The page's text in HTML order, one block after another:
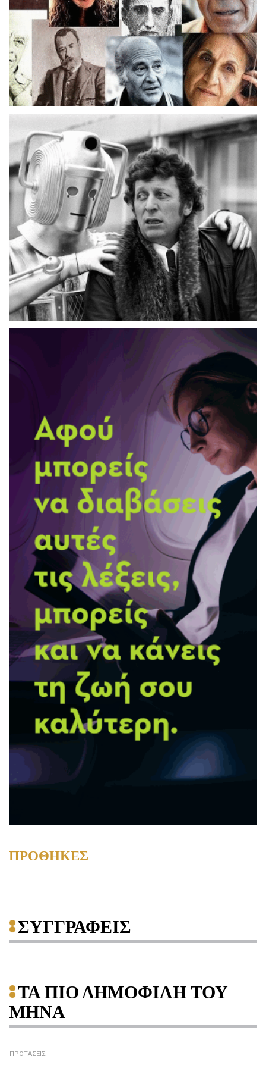
ΠΡΟΘΗΚΕΣ
ΣΥΓΓΡΑΦΕΙΣ
ΤΑ ΠΙΟ ΔΗΜΟΦΙΛΗ ΤΟΥ
ΜΗΝΑ
ΠΡΟΤΑΣΕΙΣ